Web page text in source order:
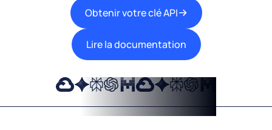
Obtenir votre clé API
Lire la documentation